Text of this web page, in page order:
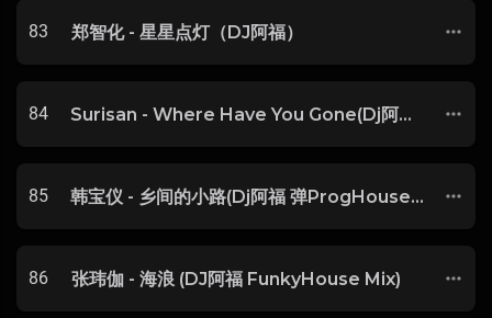
83 郑智化 - 星星点灯（DJ阿福）
84 Surisan - Where Have You Gone(Dj阿福 Mix V2)
85 韩宝仪 - 乡间的小路(Dj阿福 弹ProgHouse Rmx 2018)
86 张玮伽 - 海浪 (DJ阿福 FunkyHouse Mix)